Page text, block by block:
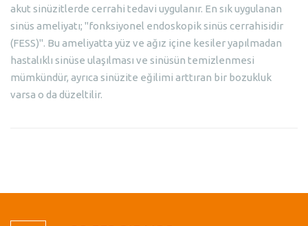
akut sinüzitlerde cerrahi tedavi uygulanır. En sık uygulanan
sinüs ameliyatı; "fonksiyonel endoskopik sinüs cerrahisidir
(FESS)". Bu ameliyatta yüz ve ağız içine kesiler yapılmadan
hastalıklı sinüse ulaşılması ve sinüsün temizlenmesi
mümkündür, ayrıca sinüzite eğilimi arttıran bir bozukluk
varsa o da düzeltilir.